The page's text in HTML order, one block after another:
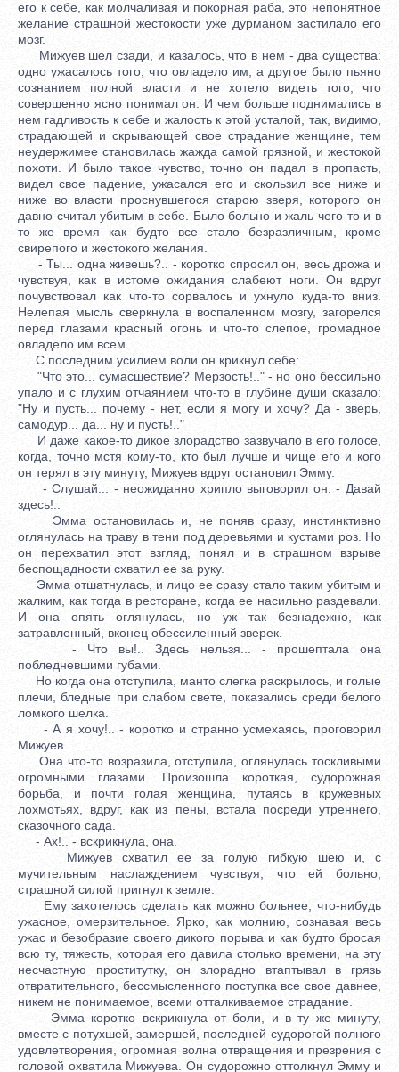
его к себе, как молчаливая и покорная раба, это непонятное
желание страшной жестокости уже дурманом застилало его
мозг.
Мижуев шел сзади, и казалось, что в нем - два существа:
одно ужасалось того, что овладело им, а другое было пьяно
сознанием полной власти и не хотело видеть того, что
совершенно ясно понимал он. И чем больше поднимались в
нем гадливость к себе и жалость к этой усталой, так, видимо,
страдающей и скрывающей свое страдание женщине, тем
неудержимее становилась жажда самой грязной, и жестокой
похоти. И было такое чувство, точно он падал в пропасть,
видел свое падение, ужасался его и скользил все ниже и
ниже во власти проснувшегося старою зверя, которого он
давно считал убитым в себе. Было больно и жаль чего-то и в
то же время как будто все стало безразличным, кроме
свирепого и жестокого желания.
- Ты... одна живешь?.. - коротко спросил он, весь дрожа и
чувствуя, как в истоме ожидания слабеют ноги. Он вдруг
почувствовал как что-то сорвалось и ухнуло куда-то вниз.
Нелепая мысль сверкнула в воспаленном мозгу, загорелся
перед глазами красный огонь и что-то слепое, громадное
овладело им всем.
С последним усилием воли он крикнул себе:
"Что это... сумасшествие? Мерзость!.." - но оно бессильно
упало и с глухим отчаянием что-то в глубине души сказало:
"Ну и пусть... почему - нет, если я могу и хочу? Да - зверь,
самодур... да... ну и пусть!.."
И даже какое-то дикое злорадство зазвучало в его голосе,
когда, точно мстя кому-то, кто был лучше и чище его и кого
он терял в эту минуту, Мижуев вдруг остановил Эмму.
- Слушай... - неожиданно хрипло выговорил он. - Давай
здесь!..
Эмма остановилась и, не поняв сразу, инстинктивно
оглянулась на траву в тени под деревьями и кустами роз. Но
он перехватил этот взгляд, понял и в страшном взрыве
беспощадности схватил ее за руку.
Эмма отшатнулась, и лицо ее сразу стало таким убитым и
жалким, как тогда в ресторане, когда ее насильно раздевали.
И она опять оглянулась, но уж так безнадежно, как
затравленный, вконец обессиленный зверек.
- Что вы!.. Здесь нельзя... - прошептала она
побледневшими губами.
Но когда она отступила, манто слегка раскрылось, и голые
плечи, бледные при слабом свете, показались среди белого
ломкого шелка.
- А я хочу!.. - коротко и странно усмехаясь, проговорил
Мижуев.
Она что-то возразила, отступила, оглянулась тоскливыми
огромными глазами. Произошла короткая, судорожная
борьба, и почти голая женщина, путаясь в кружевных
лохмотьях, вдруг, как из пены, встала посреди утреннего,
сказочного сада.
- Ах!.. - вскрикнула, она.
Мижуев схватил ее за голую гибкую шею и, с
мучительным наслаждением чувствуя, что ей больно,
страшной силой пригнул к земле.
Ему захотелось сделать как можно больнее, что-нибудь
ужасное, омерзительное. Ярко, как молнию, сознавая весь
ужас и безобразие своего дикого порыва и как будто бросая
всю ту, тяжесть, которая его давила столько времени, на эту
несчастную проститутку, он злорадно втаптывал в грязь
отвратительного, бессмысленного поступка все свое давнее,
никем не понимаемое, всеми отталкиваемое страдание.
Эмма коротко вскрикнула от боли, и в ту же минуту,
вместе с потухшей, замершей, последней судорогой полного
удовлетворения, огромная волна отвращения и презрения с
головой охватила Мижуева. Он судорожно оттолкнул Эмму и